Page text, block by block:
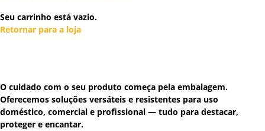
Seu carrinho está vazio.
Retornar para a loja
O cuidado com o seu produto começa pela embalagem.
Oferecemos soluções versáteis e resistentes para uso
doméstico, comercial e profissional — tudo para destacar,
proteger e encantar.